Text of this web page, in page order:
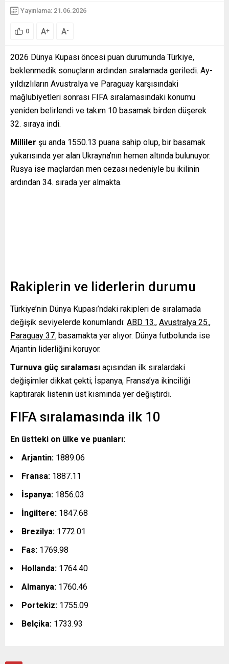
Yayınlama: 21.06.2026
0 A+ A-
2026 Dünya Kupası öncesi puan durumunda Türkiye,
beklenmedik sonuçların ardından sıralamada geriledi. Ay-
yıldızlıların Avustralya ve Paraguay karşısındaki
mağlubiyetleri sonrası FIFA sıralamasındaki konumu
yeniden belirlendi ve takım 10 basamak birden düşerek
32. sıraya indi.
Milliler şu anda 1550.13 puana sahip olup, bir basamak
yukarısında yer alan Ukrayna’nın hemen altında bulunuyor.
Rusya ise maçlardan men cezası nedeniyle bu ikilinin
ardından 34. sırada yer almakta.
Rakiplerin ve liderlerin durumu
Türkiye’nin Dünya Kupası’ndaki rakipleri de sıralamada
değişik seviyelerde konumlandı: ABD 13., Avustralya 25.,
Paraguay 37. basamakta yer alıyor. Dünya futbolunda ise
Arjantin liderliğini koruyor.
Turnuva güç sıralaması açısından ilk sıralardaki
değişimler dikkat çekti; İspanya, Fransa’ya ikinciliği
kaptırarak listenin üst kısmında yer değiştirdi.
FIFA sıralamasında ilk 10
En üstteki on ülke ve puanları:
Arjantin: 1889.06
Fransa: 1887.11
İspanya: 1856.03
İngiltere: 1847.68
Brezilya: 1772.01
Fas: 1769.98
Hollanda: 1764.40
Almanya: 1760.46
Portekiz: 1755.09
Belçika: 1733.93